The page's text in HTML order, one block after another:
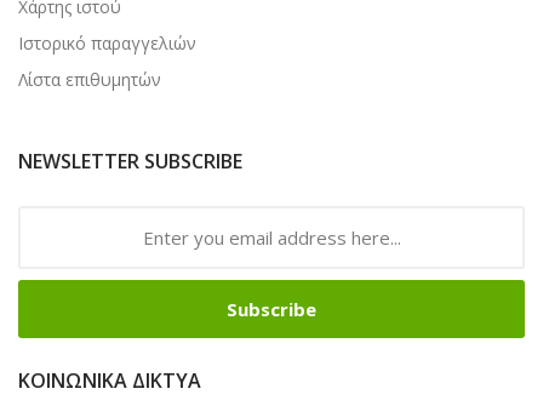
Χάρτης ιστού
Ιστορικό παραγγελιών
Λίστα επιθυμητών
NEWSLETTER SUBSCRIBE
Subscribe
ΚΟΙΝΩΝΙΚΆ ΔΊΚΤΥΑ